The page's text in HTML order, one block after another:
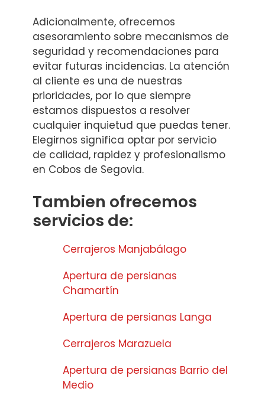
Adicionalmente, ofrecemos
asesoramiento sobre mecanismos de
seguridad y recomendaciones para
evitar futuras incidencias. La atención
al cliente es una de nuestras
prioridades, por lo que siempre
estamos dispuestos a resolver
cualquier inquietud que puedas tener.
Elegirnos significa optar por servicio
de calidad, rapidez y profesionalismo
en Cobos de Segovia.
Tambien ofrecemos
servicios de:
Cerrajeros Manjabálago
Apertura de persianas
Chamartín
Apertura de persianas Langa
Cerrajeros Marazuela
Apertura de persianas Barrio del
Medio